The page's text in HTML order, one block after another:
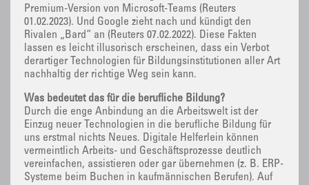
Premium-Version von Microsoft-Teams (Reuters
01.02.2023). Und Google zieht nach und kündigt den
Rivalen „Bard“ an (Reuters 07.02.2022). Diese Fakten
lassen es leicht illusorisch erscheinen, dass ein Verbot
derartiger Technologien für Bildungsinstitutionen aller Art
nachhaltig der richtige Weg sein kann.
Was bedeutet das für die berufliche Bildung?
Durch die enge Anbindung an die Arbeitswelt ist der
Einzug neuer Technologien in die berufliche Bildung für
uns erstmal nichts Neues. Digitale Helferlein können
vermeintlich Arbeits- und Geschäftsprozesse deutlich
vereinfachen, assistieren oder gar übernehmen (z. B. ERP-
Systeme beim Buchen in kaufmännischen Berufen). Auf